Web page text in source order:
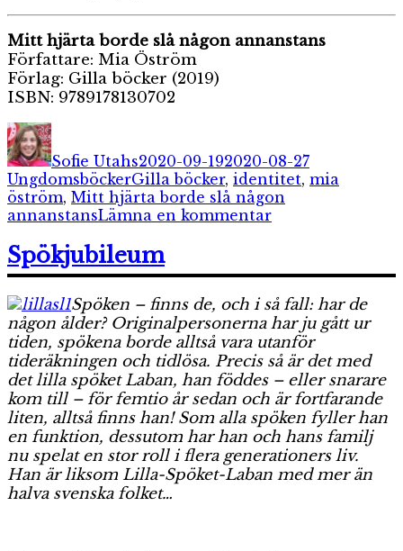
Mitt hjärta borde slå någon annanstans
Författare: Mia Öström
Förlag: Gilla böcker (2019)
ISBN: 9789178130702
Författare
Sofie Utahs2020-09-192020-08-27
UngdomsböckerEtiketter
Gilla böcker, identitet, mia
öström, Mitt hjärta borde slå någon
annanstansLämna en kommentartill
någon
annanstans
Spökjubileum
Spöken – finns de, och i så fall: har de
någon ålder? Originalpersonerna har ju gått ur
tiden, spökena borde alltså vara utanför
tideräkningen och tidlösa. Precis så är det med
det lilla spöket Laban, han föddes – eller snarare
kom till – för femtio år sedan och är fortfarande
liten, alltså finns han! Som alla spöken fyller han
en funktion, dessutom har han och hans familj
nu spelat en stor roll i flera generationers liv.
Han är liksom Lilla-Spöket-Laban med mer än
halva svenska folket…